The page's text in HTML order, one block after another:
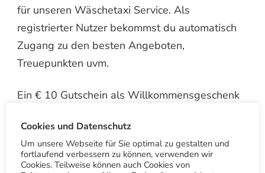
für unseren Wäschetaxi Service. Als
registrierter Nutzer bekommst du automatisch
Zugang zu den besten Angeboten,
Treuepunkten uvm.
Ein € 10 Gutschein als Willkommensgeschenk
du dich registriert hast. Zu den weiteren
Vorteilen der App gehört die Möglichkeit einen
QR-Scanner zu nutzen und uns Bilder von
Cookies und Datenschutz
Um unsere Webseite für Sie optimal zu gestalten und
fortlaufend verbessern zu können, verwenden wir
Cookies. Teilweise können auch Cookies von